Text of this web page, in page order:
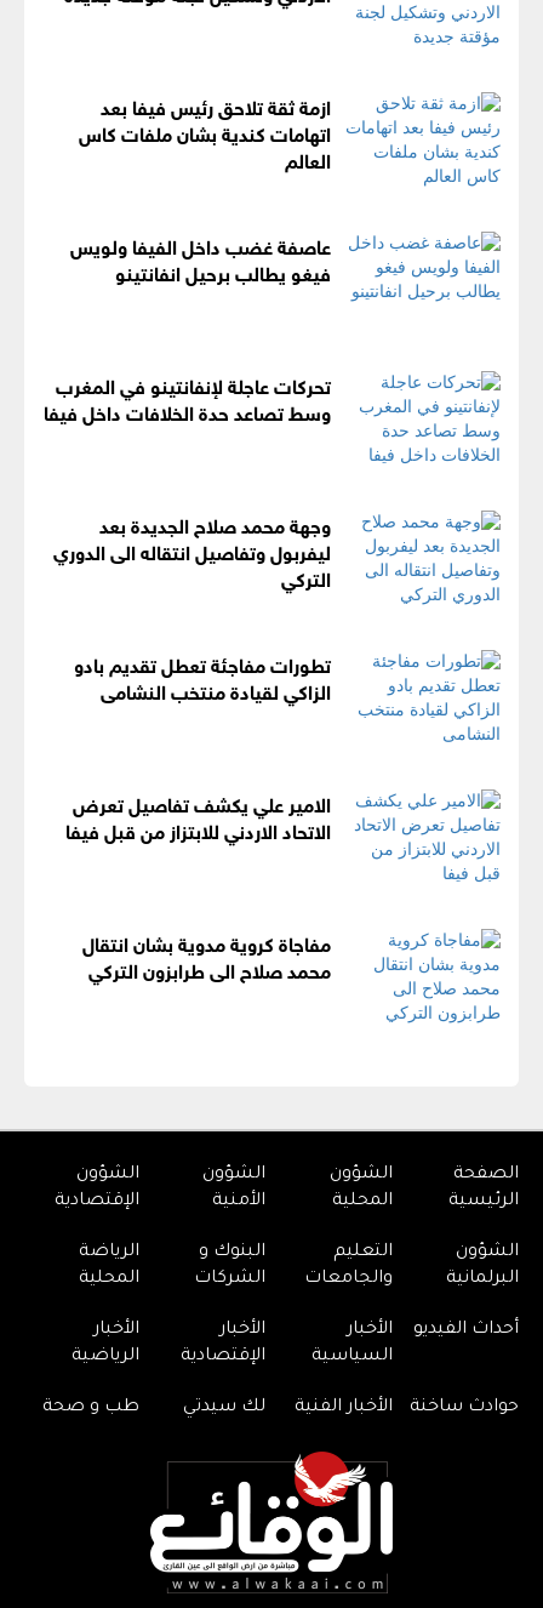
ازمة ثقة تلاحق رئيس فيفا بعد
اتهامات كندية بشان ملفات كاس
العالم
عاصفة غضب داخل الفيفا ولويس
فيغو يطالب برحيل انفانتينو
تحركات عاجلة لإنفانتينو في المغرب
وسط تصاعد حدة الخلافات داخل فيفا
وجهة محمد صلاح الجديدة بعد
ليفربول وتفاصيل انتقاله الى الدوري
التركي
تطورات مفاجئة تعطل تقديم بادو
الزاكي لقيادة منتخب النشامى
الامير علي يكشف تفاصيل تعرض
الاتحاد الاردني للابتزاز من قبل فيفا
مفاجاة كروية مدوية بشان انتقال
محمد صلاح الى طرابزون التركي
الصفحة
الرئيسية
الشؤون
المحلية
الشؤون
الأمنية
الشؤون
الإقتصادية
الشؤون
البرلمانية
التعليم
والجامعات
البنوك و
الشركات
الرياضة
المحلية
أحداث الفيديو
الأخبار
السياسية
الأخبار
الإقتصادية
الأخبار
الرياضية
حوادث ساخنة الأخبار الفنية لك سيدتي طب و صحة